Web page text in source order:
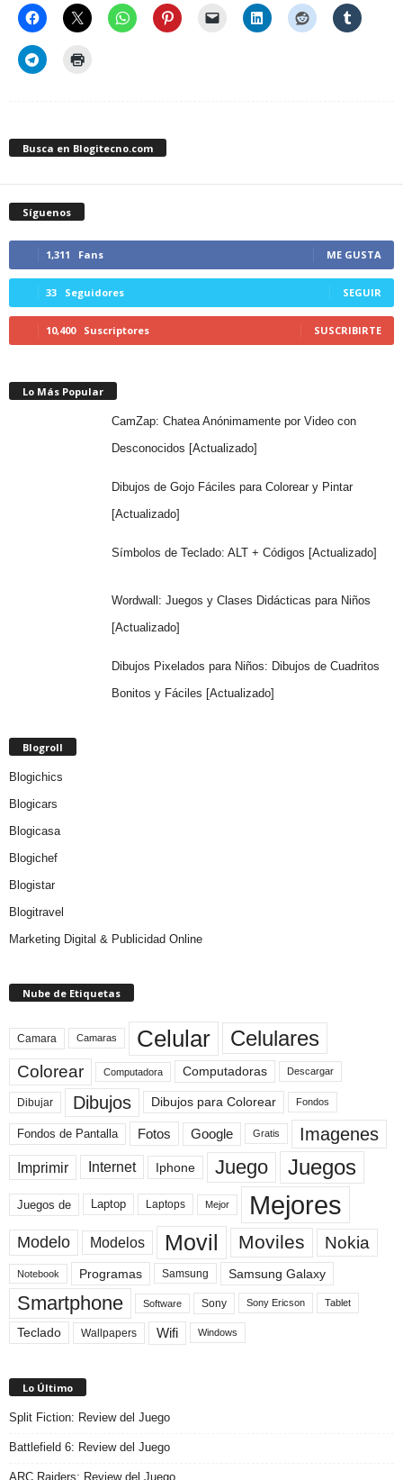
Busca en Blogitecno.com
Síguenos
1,311 Fans ME GUSTA
33 Seguidores SEGUIR
10,400 Suscriptores SUSCRIBIRTE
Lo Más Popular
CamZap: Chatea Anónimamente por Video con
Desconocidos [Actualizado]
Dibujos de Gojo Fáciles para Colorear y Pintar
[Actualizado]
Símbolos de Teclado: ALT + Códigos [Actualizado]
Wordwall: Juegos y Clases Didácticas para Niños
[Actualizado]
Dibujos Pixelados para Niños: Dibujos de Cuadritos
Bonitos y Fáciles [Actualizado]
Blogroll
Blogichics
Blogicars
Blogicasa
Blogichef
Blogistar
Blogitravel
Marketing Digital & Publicidad Online
Nube de Etiquetas
Camara Camaras Celular Celulares
Colorear Computadora Computadoras Descargar
Dibujar Dibujos Dibujos para Colorear Fondos
Fondos de Pantalla Fotos Google Gratis Imagenes
Imprimir Internet Iphone Juego Juegos
Juegos de Laptop Laptops Mejor Mejores
Modelo Modelos Movil Moviles Nokia
Notebook Programas Samsung Samsung Galaxy
Smartphone Software Sony Sony Ericson Tablet
Teclado Wallpapers Wifi Windows
Lo Último
Split Fiction: Review del Juego
Battlefield 6: Review del Juego
ARC Raiders: Review del Juego